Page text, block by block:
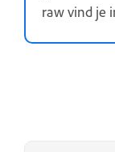
raw vind je